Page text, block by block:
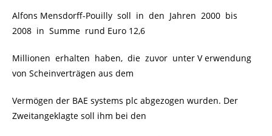
Alfons Mensdorff-Pouilly soll in den Jahren 2000 bis
2008 in Summe rund Euro 12,6
Millionen erhalten haben, die zuvor unter V erwendung
von Scheinverträgen aus dem
Vermögen der BAE systems plc abgezogen wurden. Der
Zweitangeklagte soll ihm bei den